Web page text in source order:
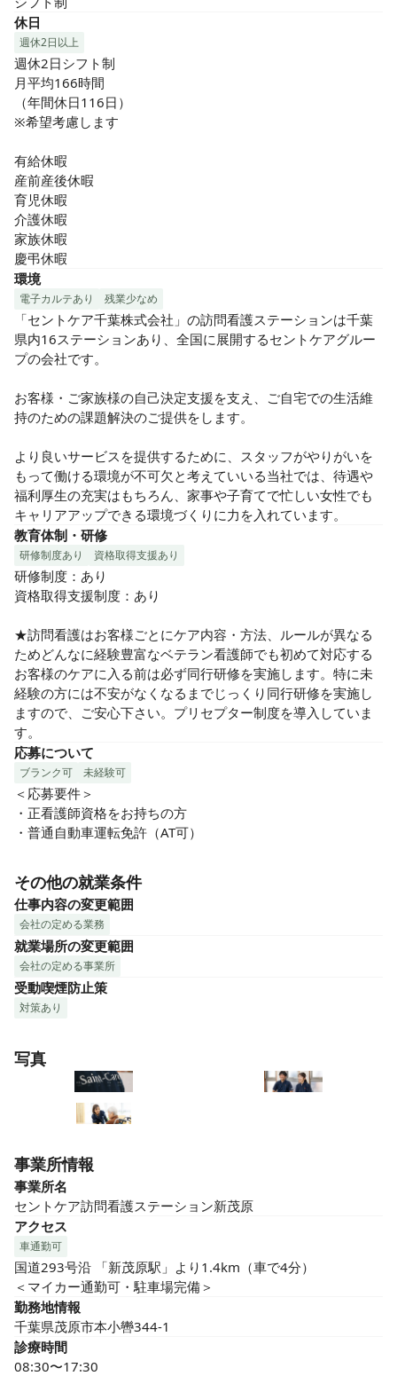
休日
週休2日以上
週休2日シフト制
月平均166時間
（年間休日116日）
※希望考慮します
有給休暇
産前産後休暇
育児休暇
介護休暇
家族休暇
慶弔休暇
環境
電子カルテあり 残業少なめ
「セントケア千葉株式会社」の訪問看護ステーションは千葉
県内16ステーションあり、全国に展開するセントケアグルー
プの会社です。
お客様・ご家族様の自己決定支援を支え、ご自宅での生活維
持のための課題解決のご提供をします。
より良いサービスを提供するために、スタッフがやりがいを
もって働ける環境が不可欠と考えていいる当社では、待遇や
福利厚生の充実はもちろん、家事や子育てで忙しい女性でも
キャリアアップできる環境づくりに力を入れています。
教育体制・研修
研修制度あり 資格取得支援あり
研修制度：あり
資格取得支援制度：あり
★訪問看護はお客様ごとにケア内容・方法、ルールが異なる
ためどんなに経験豊富なベテラン看護師でも初めて対応する
お客様のケアに入る前は必ず同行研修を実施します。特に未
経験の方には不安がなくなるまでじっくり同行研修を実施し
ますので、ご安心下さい。プリセプター制度を導入していま
す。
応募について
ブランク可 未経験可
＜応募要件＞
・正看護師資格をお持ちの方
・普通自動車運転免許（AT可）
その他の就業条件
仕事内容の変更範囲
会社の定める業務
就業場所の変更範囲
会社の定める事業所
受動喫煙防止策
対策あり
写真
事業所情報
事業所名
セントケア訪問看護ステーション新茂原
アクセス
車通勤可
国道293号沿 「新茂原駅」より1.4km（車で4分）
＜マイカー通勤可・駐車場完備＞
勤務地情報
千葉県茂原市本小轡344-1
診療時間
08:30〜17:30